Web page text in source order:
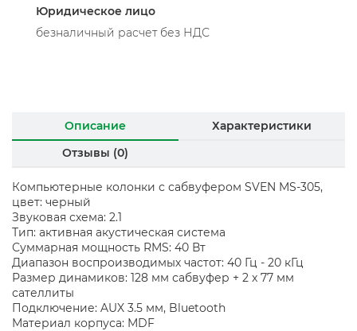
Юридическое лицо
безналичный расчет без НДС
Описание
Характеристики
Отзывы (0)
Компьютерные колонки с сабвуфером SVEN MS-305,
цвет: черный
Звуковая схема: 2.1
Тип: активная акустическая система
Суммарная мощность RMS: 40 Вт
Диапазон воспроизводимых частот: 40 Гц - 20 кГц
Размер динамиков: 128 мм сабвуфер + 2 x 77 мм
сателлиты
Подключение: AUX 3.5 мм, Bluetooth
Материал корпуса: MDF